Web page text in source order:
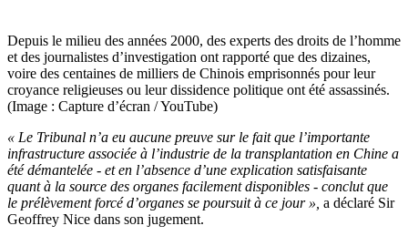
Depuis le milieu des années 2000, des experts des droits de l’homme
et des journalistes d’investigation ont rapporté que des dizaines,
voire des centaines de milliers de Chinois emprisonnés pour leur
croyance religieuses ou leur dissidence politique ont été assassinés.
(Image : Capture d’écran / YouTube)
« Le Tribunal n’a eu aucune preuve sur le fait que l’importante
infrastructure associée à l’industrie de la transplantation en Chine a
été démantelée - et en l’absence d’une explication satisfaisante
quant à la source des organes facilement disponibles - conclut que
le prélèvement forcé d’organes se poursuit à ce jour », a déclaré Sir
Geoffrey Nice dans son jugement.